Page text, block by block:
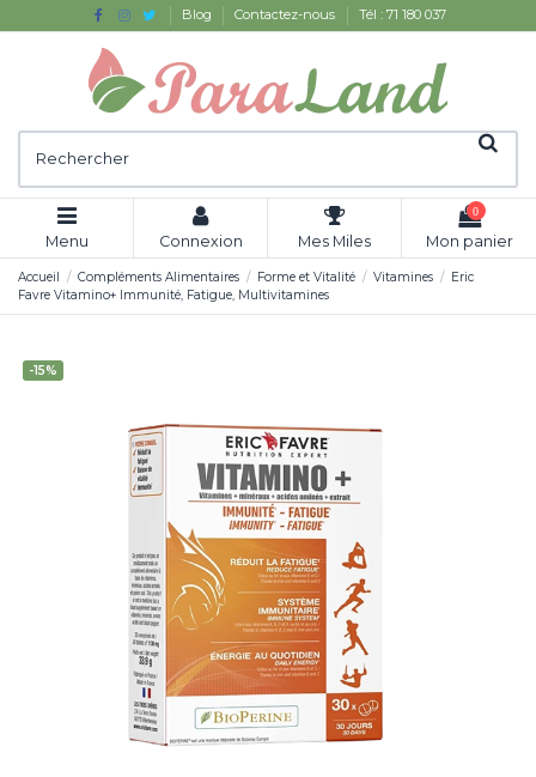
Blog Contactez-nous Tél : 71 180 037
Menu Connexion Mes Miles
0
Mon panier
Accueil Compléments Alimentaires Forme et Vitalité Vitamines
Eric
Favre Vitamino+ Immunité, Fatigue, Multivitamines
-15%